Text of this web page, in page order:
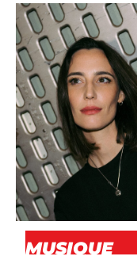
MUSIQUE